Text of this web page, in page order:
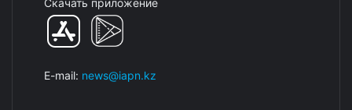
E-mail: news@iapn.kz